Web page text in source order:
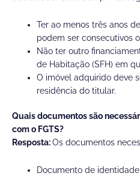
Ter ao menos três anos
podem ser consecutivos
Não ter outro
de Habitação (SFH) em
O imóvel adquirido deve
residência do titular.
Quais documentos são
com o FGTS?
Resposta:Os documentos
Documento de identidade